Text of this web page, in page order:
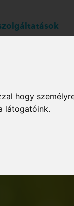
hogy
látogatóink.